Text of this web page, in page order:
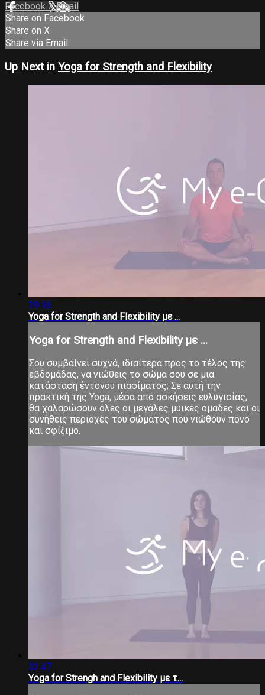
Facebook XEmail
Share on Facebook
Share on X
Share via Email
Up Next in Yoga for Strength and Flexibility
29:16
Yoga for Strength and Flexibility με ...
Yoga for Strength and Flexibility με ...
Σου συμβαίνει συχνά, ιδιαίτερα προς το τέλος της
εβδομάδας, να νιώθεις το σώμα σου σε μια
κατάσταση έντονου πιασίματος; Σε αυτή την
πρακτική της Yoga, μέσα από ασκήσεις ευλυγισίας,
θα χαλαρώσουν όλες οι μεγάλες μυικές ομαδες και οι
συνήθεις περιοχές του σώματος που νιώθουν πόνο
και σφίξιμο.
32:47
Υoga for Strengh and Flexibility με τ...